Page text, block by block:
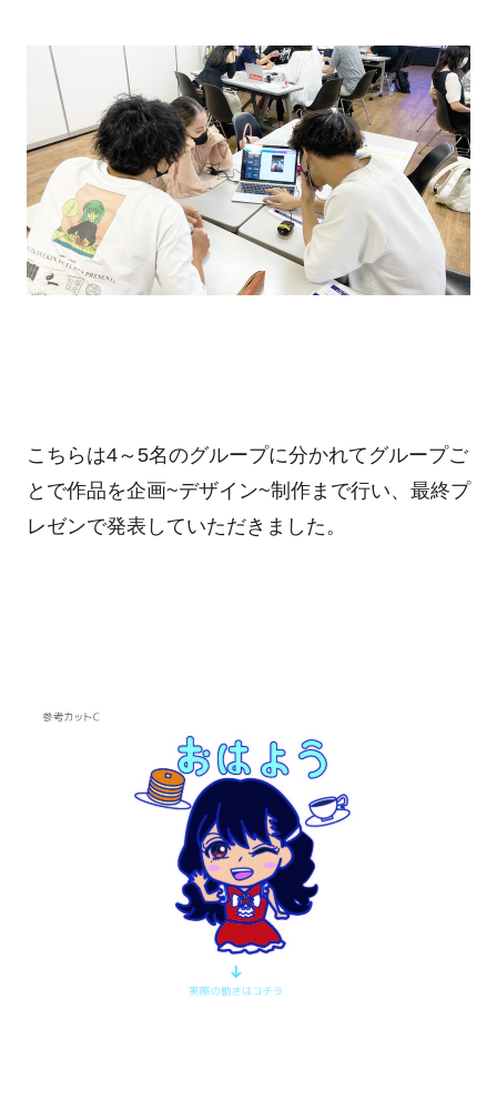
こちらは4～ 5名のグループに分かれてグループご
とで作品を企画~デザイン~制作まで行い、最終プ
レゼンで発表していただきました。